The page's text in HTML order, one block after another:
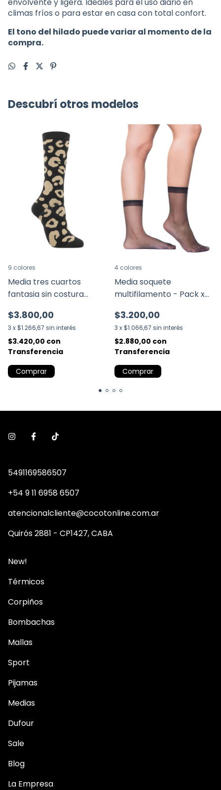
envolvente y ligera. Ideales para el uso diario en
climas fríos o para estar en casa con total confort.
El tono del hilado puede variar al momento de la
compra.
Descubrí otros modelos
Media tres cuartos
fantasia sin costura
$3.800,00
3 x $1.266,67 sin interés
$3.420,00 con
Transferencia
9 colores
Comprar
Media soquete
multifilamento - Pack x2
$3.200,00
3 x $1.066,67 sin interés
$2.880,00 con
Transferencia
4 colores
Comprar
5491169586507
+54 9 11 6958 6507
atencionalcliente@cocotonline.com.ar
Quirós 2881 - CP1427, CABA
New!
Térmicos
Corpiños
Bombachas
Mallas
Sport
Pijamas
Medias
Dufour
Sale
Blog
La Empresa